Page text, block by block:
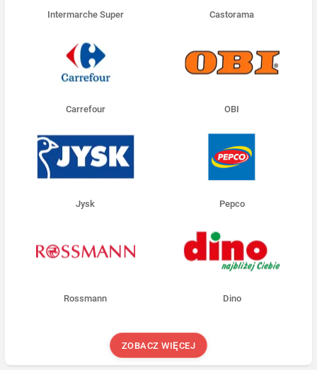
Intermarche Super Castorama
Carrefour OBI
Jysk Pepco
Rossmann Dino
ZOBACZ WIĘCEJ